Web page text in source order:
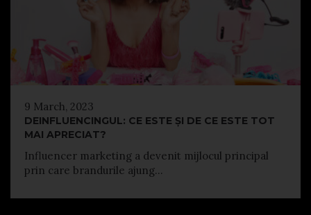
9 March, 2023
DEINFLUENCINGUL: CE ESTE ȘI DE CE ESTE TOT
MAI APRECIAT?
Influencer marketing a devenit mijlocul principal
prin care brandurile ajung...